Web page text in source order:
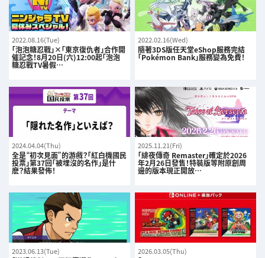
2022.08.16(Tue)
「泡泡糖忍戰」×「東京復仇者」合作開
催記念！8月20日(六)12:00起「泡泡
糖忍戰TV暑假…
2022.02.16(Wed)
隨著3DS版任天堂eShop服務完結
「Pokémon Bank」服務變為免費！
2024.04.04(Thu)
全是“初次見面”的游戲？「紅白機國民
投票」第37回「被埋沒的名作」是什
麽？結果發佈！
2025.11.21(Fri)
「緋夜傳奇 Remaster」確定於2026
年2月26日發售！特裝版等附原創周
邊的版本現正開放…
2023.06.13(Tue) 2026.03.05(Thu)